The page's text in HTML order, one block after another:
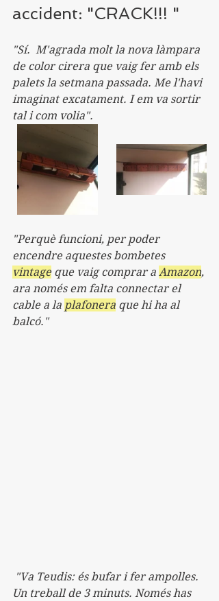
accident: "CRACK!!! "
"Sí.  M'agrada molt la nova làmpara
de color cirera que vaig fer amb els
palets la setmana passada. Me l'havi
imaginat excatament. I em va sortir
tal i com volia".
"Perquè funcioni, per poder
encendre aquestes bombetes
vintage que vaig comprar a Amazon,
ara només em falta connectar el
cable a la plafonera que hi ha al
balcó."
Un treball de 3 minuts. Només has